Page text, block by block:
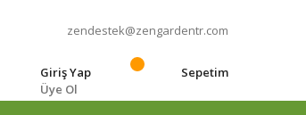
zendestek@zengardentr.com
Giriş Yap
Üye Ol
Sepetim